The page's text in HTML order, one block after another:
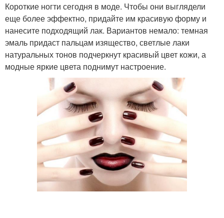
Короткие ногти сегодня в моде. Чтобы они выглядели
еще более эффектно, придайте им красивую форму и
нанесите подходящий лак. Вариантов немало: темная
эмаль придаст пальцам изящество, светлые лаки
натуральных тонов подчеркнут красивый цвет кожи, а
модные яркие цвета поднимут настроение.